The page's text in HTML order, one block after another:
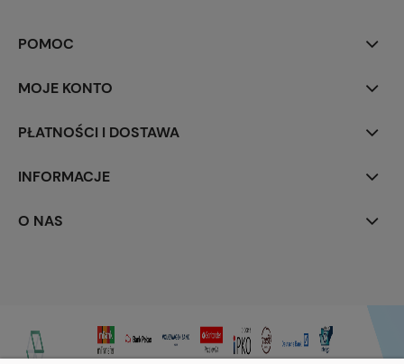
POMOC
MOJE KONTO
PŁATNOŚCI I DOSTAWA
INFORMACJE
O NAS